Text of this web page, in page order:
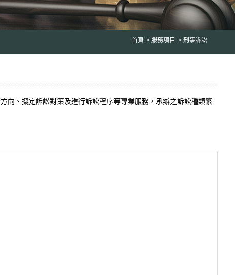
首頁 服務項目 刑事訴訟
向、擬定訴訟對策及進行訴訟程序等專業服務，承辦之訴訟種類繁